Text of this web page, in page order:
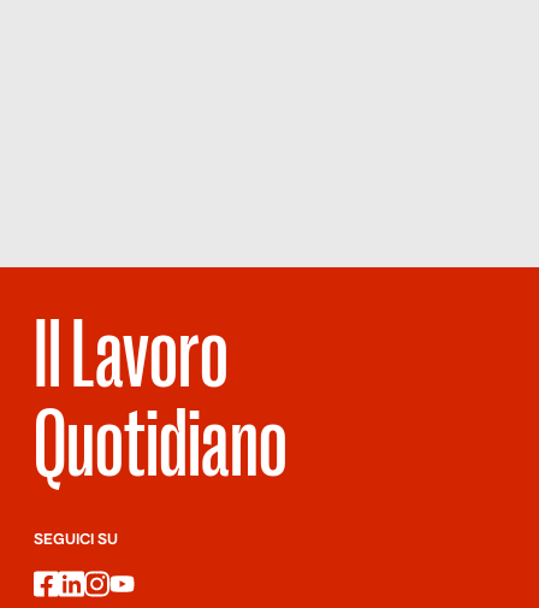
Il Lavoro
Quotidiano
SEGUICI SU
facebook
linkedin
instagram
youtube